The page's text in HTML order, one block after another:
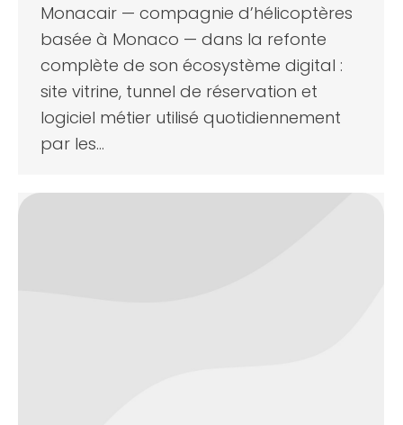
Monacair — compagnie d’hélicoptères
basée à Monaco — dans la refonte
complète de son écosystème digital :
site vitrine, tunnel de réservation et
logiciel métier utilisé quotidiennement
par les…